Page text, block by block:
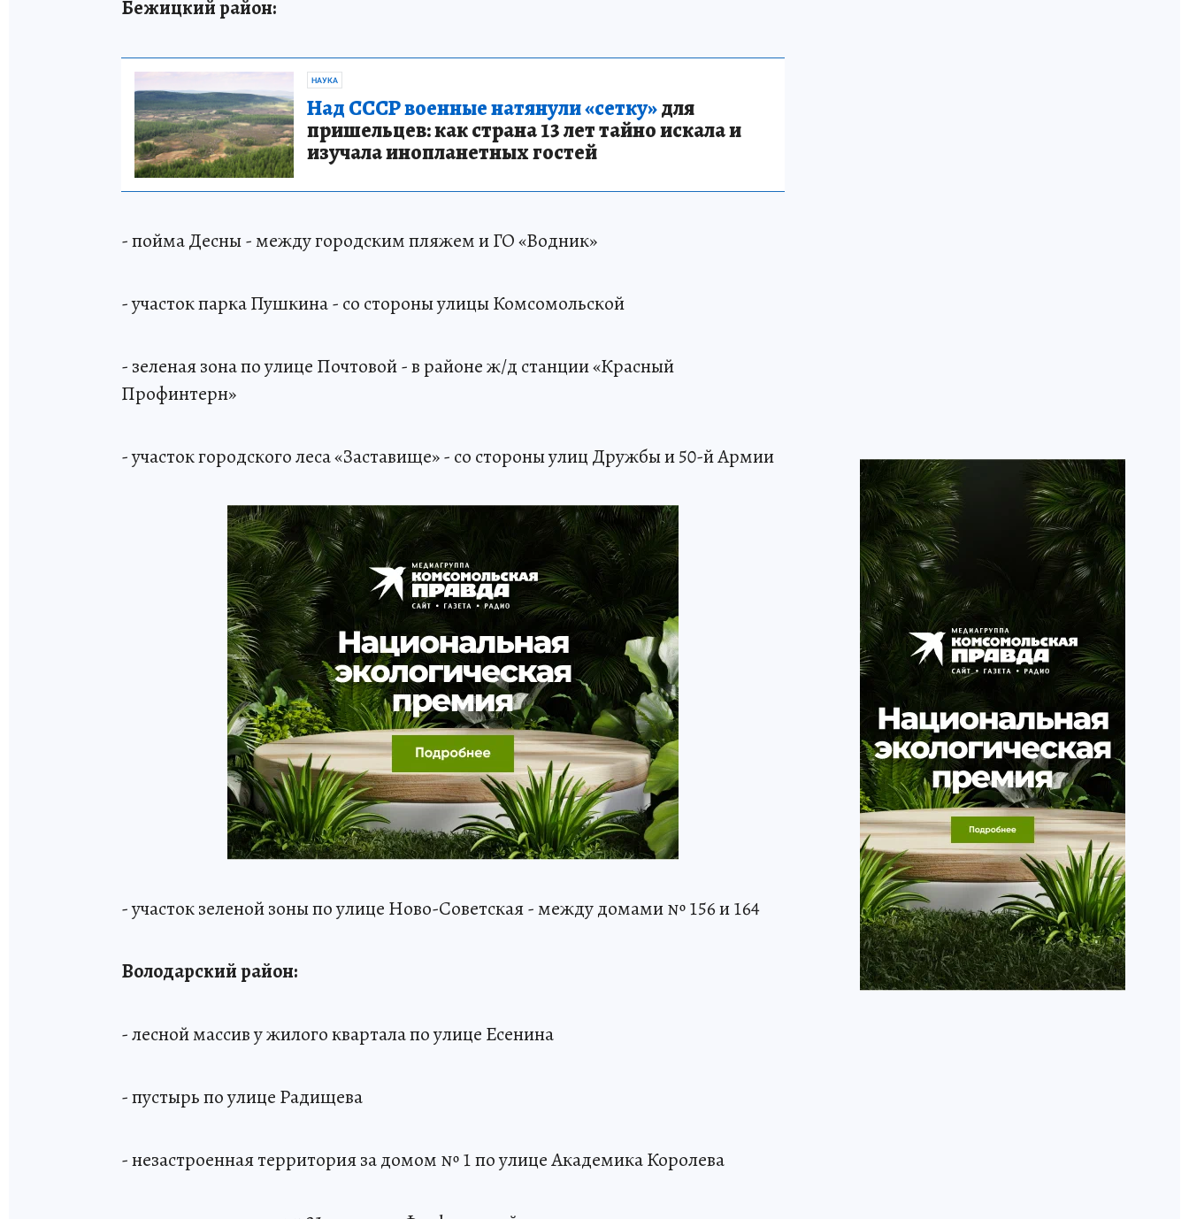
Бежицкий район:
НАУКА
Над СССР военные натянули «сетку»для
пришельцев: как страна 13 лет тайно искала и
изучала инопланетных гостей
- пойма Десны - между городским пляжем и ГО «Водник»
- участок парка Пушкина - со стороны улицы Комсомольской
- зеленая зона по улице Почтовой - в районе ж/д станции «Красный
Профинтерн»
- участок городского леса «Заставище» - со стороны улиц Дружбы и 50-й Армии
- участок зеленой зоны по улице Ново-Советская - между домами № 156 и 164
Володарский район:
- лесной массив у жилого квартала по улице Есенина
- пустырь по улице Радищева
- незастроенная территория за домом № 1 по улице Академика Королева